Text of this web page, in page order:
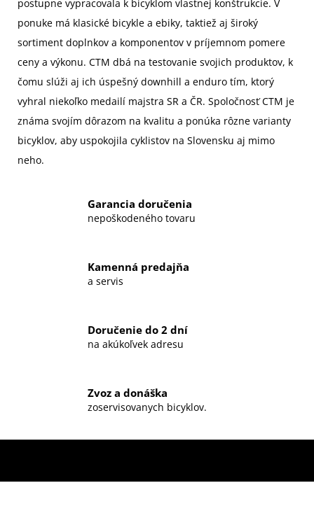
postupne vypracovala k bicyklom vlastnej konštrukcie. V
ponuke má klasické bicykle a ebiky, taktiež aj široký
sortiment doplnkov a komponentov v príjemnom pomere
ceny a výkonu. CTM dbá na testovanie svojich produktov, k
čomu slúži aj ich úspešný downhill a enduro tím, ktorý
vyhral niekoľko medailí majstra SR a ČR. Spoločnosť CTM je
známa svojím dôrazom na kvalitu a ponúka rôzne varianty
bicyklov, aby uspokojila cyklistov na Slovensku aj mimo
neho.
Garancia doručenia
nepoškodeného tovaru
Kamenná predajňa
a servis
Doručenie do 2 dní
na akúkoľvek adresu
Zvoz a donáška
zoservisovanych bicyklov.